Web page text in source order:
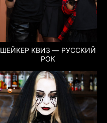
ШЕЙКЕР КВИЗ — РУССКИЙ
РОК